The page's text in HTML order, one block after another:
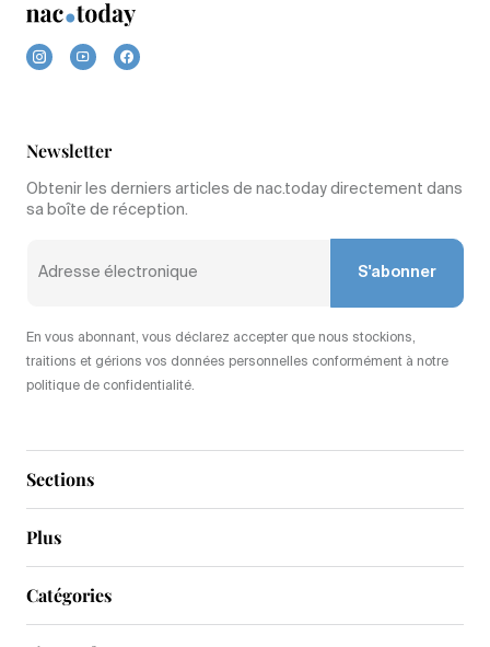
Sections
Plus
Newsletter
Obtenir les derniers articles de nac.today directement dans
sa boîte de réception.
S'abonner
En vous abonnant, vous déclarez accepter que nous stockions,
traitions et gérions vos données personnelles conformément à notre
politique de confidentialité.
Catégories